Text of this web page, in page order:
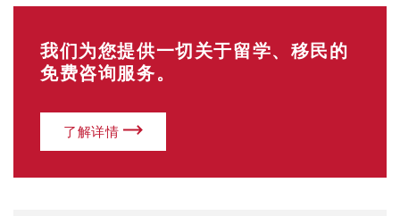
我们为您提供一切关于留学、移民的
免费咨询服务。
了解详情